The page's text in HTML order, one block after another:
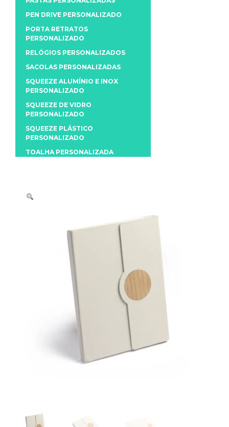
PEN DRIVE PERSONALIZADO
PORTA RETRATOS
PERSONALIZADO
RELÓGIOS PERSONALIZADOS
SACOLAS PERSONALIZADAS
SQUEEZE ALUMÍNIO E INOX
PERSONALIZADO
SQUEEZE DE VIDRO
PERSONALIZADO
SQUEEZE PLÁSTICO
PERSONALIZADO
TOALHA PERSONALIZADA